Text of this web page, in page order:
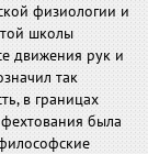
физиологии и
школы
движения рук и
так
в границах
была